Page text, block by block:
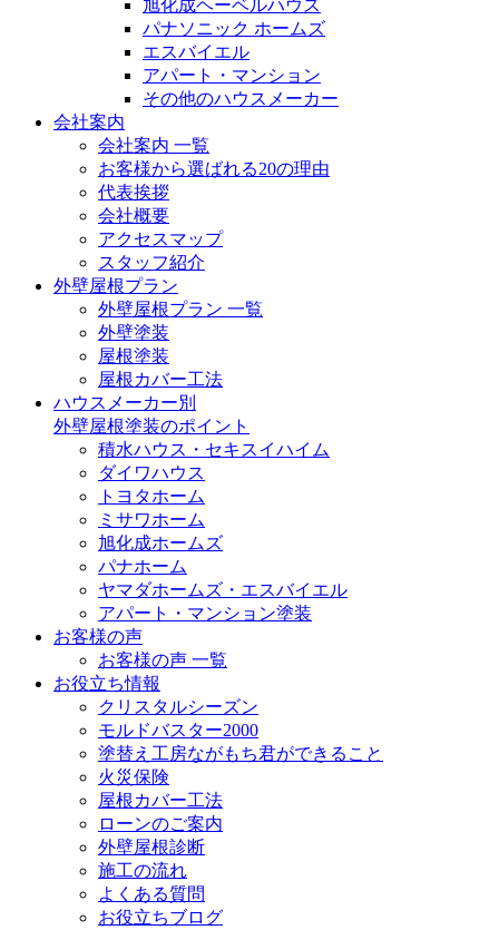
旭化成ヘーベルハウス
パナソニック ホームズ
エスバイエル
アパート・マンション
その他のハウスメーカー
会社案内
会社案内 一覧
お客様から選ばれる20の理由
代表挨拶
会社概要
アクセスマップ
スタッフ紹介
外壁屋根プラン
外壁屋根プラン 一覧
外壁塗装
屋根塗装
屋根カバー工法
ハウスメーカー別
外壁屋根塗装のポイント
積水ハウス・セキスイハイム
ダイワハウス
トヨタホーム
ミサワホーム
旭化成ホームズ
パナホーム
ヤマダホームズ・エスバイエル
アパート・マンション塗装
お客様の声
お客様の声 一覧
お役立ち情報
クリスタルシーズン
モルドバスター2000
塗替え工房ながもち君ができること
火災保険
屋根カバー工法
ローンのご案内
外壁屋根診断
施工の流れ
よくある質問
お役立ちブログ